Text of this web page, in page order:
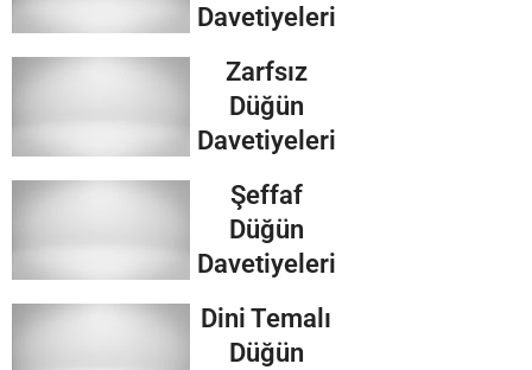
Davetiyeleri
Zarfsız
Düğün
Davetiyeleri
Şeffaf
Düğün
Davetiyeleri
Dini Temalı
Düğün